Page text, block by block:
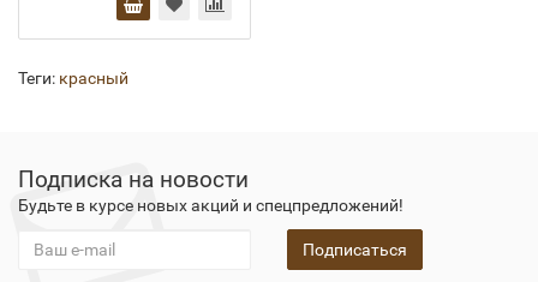
Теги: красный
Подписка на новости
Будьте в курсе новых акций и спецпредложений!
Подписаться